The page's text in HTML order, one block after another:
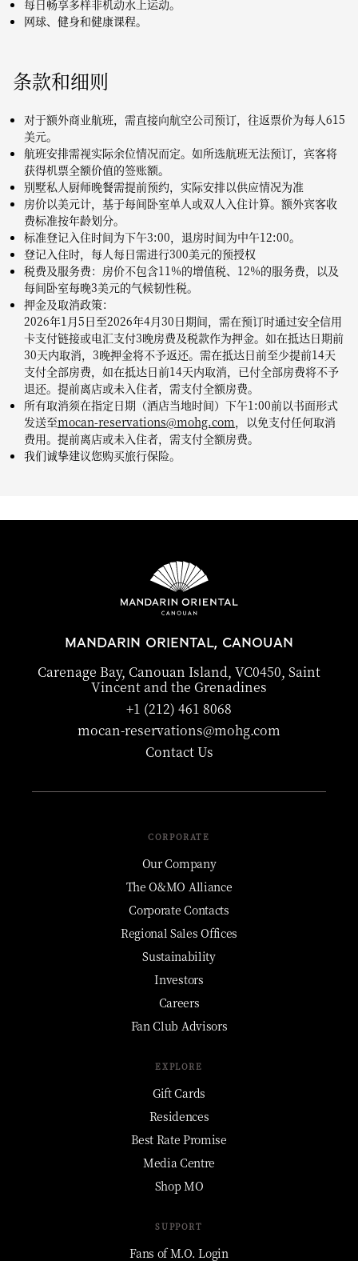
每日畅享多样非机动水上运动。
网球、健身和健康课程。
条款和细则
对于额外商业航班，需直接向航空公司预订，往返票价为每人615
美元。
航班安排需视实际余位情况而定。如所选航班无法预订，宾客将
获得机票全额价值的签账额。
别墅私人厨师晚餐需提前预约，实际安排以供应情况为准
房价以美元计，基于每间卧室单人或双人入住计算。额外宾客收
费标准按年龄划分。
标准登记入住时间为下午3:00，退房时间为中午12:00。
登记入住时，每人每日需进行300美元的预授权
税费及服务费：房价不包含11%的增值税、12%的服务费，以及
每间卧室每晚3美元的气候韧性税。
押金及取消政策：
2026年1月5日至2026年4月30日期间，需在预订时通过安全信用
卡支付链接或电汇支付3晚房费及税款作为押金。如在抵达日期前
30天内取消，3晚押金将不予返还。需在抵达日前至少提前14天
支付全部房费，如在抵达日前14天内取消，已付全部房费将不予
退还。提前离店或未入住者，需支付全额房费。
所有取消须在指定日期（酒店当地时间）下午1:00前以书面形式
发送至mocan-reservations@mohg.com，以免支付任何取消
费用。提前离店或未入住者，需支付全额房费。
我们诚挚建议您购买旅行保险。
MANDARIN ORIENTAL, CANOUAN
Carenage Bay, Canouan Island, VC0450, Saint
Vincent and the Grenadines
+1 (212) 461 8068
mocan-reservations@mohg.com
Contact Us
CORPORATE
Our Company
The O&MO Alliance
Corporate Contacts
Regional Sales Offices
Sustainability
Investors
Careers
Fan Club Advisors
EXPLORE
Gift Cards
Residences
Best Rate Promise
Media Centre
Shop MO
SUPPORT
Fans of M.O. Login